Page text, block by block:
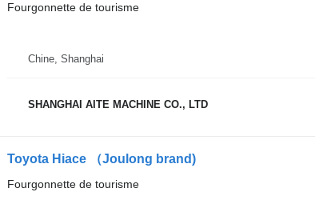
Fourgonnette de tourisme
Chine, Shanghai
SHANGHAI AITE MACHINE CO., LTD
Toyota Hiace （Joulong brand)
Fourgonnette de tourisme